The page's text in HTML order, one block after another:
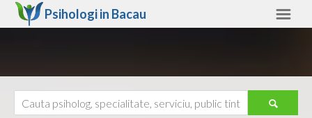
Psihologi in Bacau
Ajutor